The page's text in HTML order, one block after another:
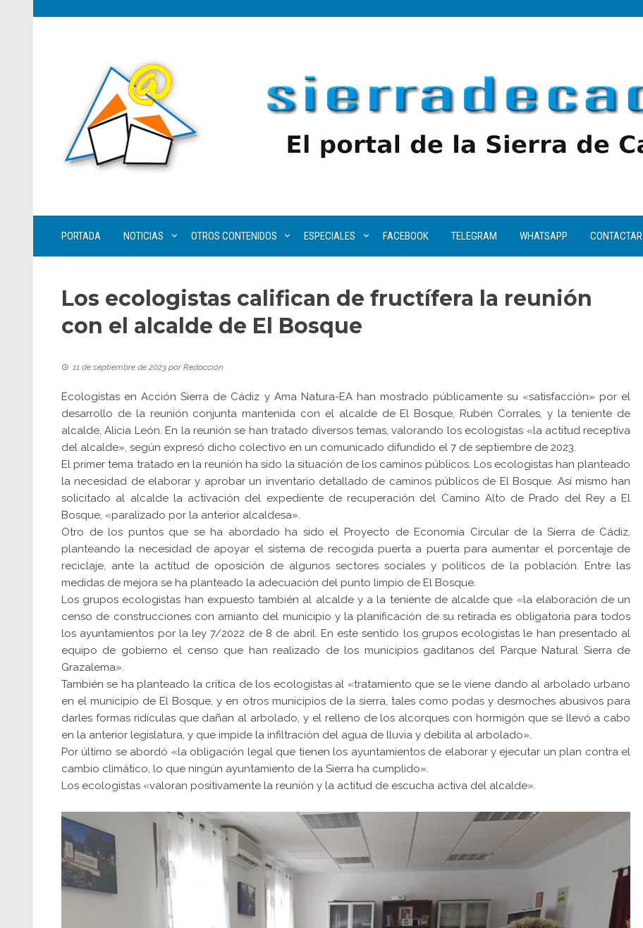
PORTADA NOTICIAS OTROS CONTENIDOS ESPECIALES FACEBOOK TELEGRAM WHATSAPP CONTACTAR
Los ecologistas califican de fructífera la reunión
con el alcalde de El Bosque
11 de septiembre de 2023 porRedacción
Ecologistas en Acción Sierra de Cádiz y Ama Natura-EA han mostrado públicamente su «satisfacción» por el
desarrollo de la reunión conjunta mantenida con el alcalde de El Bosque, Rubén Corrales, y la teniente de
alcalde, Alicia León. En la reunión se han tratado diversos temas, valorando los ecologistas «la actitud receptiva
del alcalde», según expresó dicho colectivo en un comunicado difundido el 7 de septiembre de 2023.
El primer tema tratado en la reunión ha sido la situación de los caminos públicos. Los ecologistas han planteado
la necesidad de elaborar y aprobar un inventario detallado de caminos públicos de El Bosque. Así mismo han
solicitado al alcalde la activación del expediente de recuperación del Camino Alto de Prado del Rey a El
Bosque, «paralizado por la anterior alcaldesa».
Otro de los puntos que se ha abordado ha sido el Proyecto de Economía Circular de la Sierra de Cádiz,
planteando la necesidad de apoyar el sistema de recogida puerta a puerta para aumentar el porcentaje de
reciclaje, ante la actitud de oposición de algunos sectores sociales y políticos de la población. Entre las
medidas de mejora se ha planteado la adecuación del punto limpio de El Bosque.
Los grupos ecologistas han expuesto también al alcalde y a la teniente de alcalde que «la elaboración de un
censo de construcciones con amianto del municipio y la planificación de su retirada es obligatoria para todos
los ayuntamientos por la ley 7/2022 de 8 de abril. En este sentido los grupos ecologistas le han presentado al
equipo de gobierno el censo que han realizado de los municipios gaditanos del Parque Natural Sierra de
Grazalema».
También se ha planteado la crítica de los ecologistas al «tratamiento que se le viene dando al arbolado urbano
en el municipio de El Bosque, y en otros municipios de la sierra, tales como podas y desmoches abusivos para
darles formas ridículas que dañan al arbolado, y el relleno de los alcorques con hormigón que se llevó a cabo
en la anterior legislatura, y que impide la infiltración del agua de lluvia y debilita al arbolado».
Por último se abordó «la obligación legal que tienen los ayuntamientos de elaborar y ejecutar un plan contra el
cambio climático, lo que ningún ayuntamiento de la Sierra ha cumplido».
Los ecologistas «valoran positivamente la reunión y la actitud de escucha activa del alcalde».